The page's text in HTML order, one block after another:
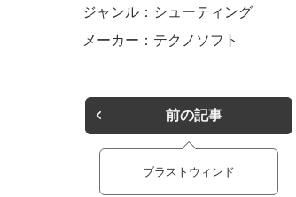
ジャンル：シューティング
メーカー：テクノソフト
前の記事
ブラストウィンド